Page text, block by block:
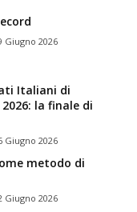
Giugno 2026
Italiani di
la finale di
Giugno 2026
metodo di
Giugno 2026